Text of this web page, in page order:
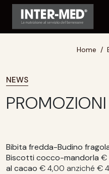
Home
NEWS
Bibita fredda-Budino
Biscotti cocco-mandorla €
al cacao € 4,00 anziché €